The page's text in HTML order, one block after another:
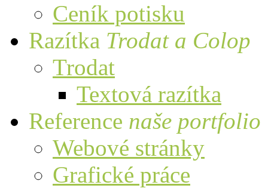
Ceník potisku
Razítka Trodat a Colop
Trodat
Textová razítka
Reference naše portfolio
Webové stránky
Grafické práce